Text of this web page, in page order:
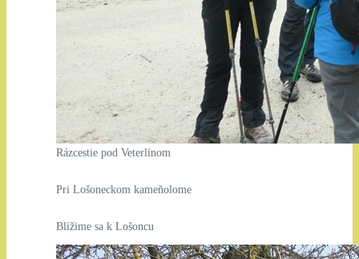
Rázcestie pod Veterlínom
Pri Lošoneckom kameňolome
Blížime sa k Lošoncu